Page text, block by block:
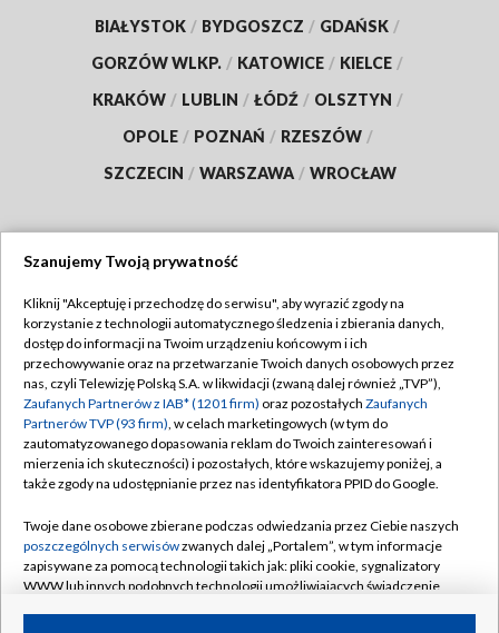
BIAŁYSTOK / BYDGOSZCZ / GDAŃSK /
GORZÓW WLKP. / KATOWICE / KIELCE /
KRAKÓW / LUBLIN / ŁÓDŹ / OLSZTYN /
OPOLE / POZNAŃ / RZESZÓW /
SZCZECIN / WARSZAWA / WROCŁAW
TVP
Abonament TVP
Emisja w TVP
Centrum informacji TVP
Naziemna Telewizja Cyfrowa
Rada Programowa
System NOS
Informacje o nadawcy
Regulamin TVP
Polityka prywatności
Moje zgody
Pomoc
Kontakt
Kanały
Szanujemy Twoją prywatność
Kliknij "Akceptuję i przechodzę do serwisu", aby wyrazić zgody na
korzystanie z technologii automatycznego śledzenia i zbierania danych,
dostęp do informacji na Twoim urządzeniu końcowym i ich
przechowywanie oraz na przetwarzanie Twoich danych osobowych przez
nas, czyli Telewizję Polską S.A. w likwidacji (zwaną dalej również „TVP”),
Zaufanych Partnerów z IAB* (1201 firm) oraz pozostałych Zaufanych
Partnerów TVP (93 firm), w celach marketingowych (w tym do
zautomatyzowanego dopasowania reklam do Twoich zainteresowań i
mierzenia ich skuteczności) i pozostałych, które wskazujemy poniżej, a
także zgody na udostępnianie przez nas identyfikatora PPID do Google.
Twoje dane osobowe zbierane podczas odwiedzania przez Ciebie naszych
poszczególnych serwisówzwanych dalej „Portalem”, w tym informacje
zapisywane za pomocą technologii takich jak: pliki cookie, sygnalizatory
WWW lub innych podobnych technologii umożliwiających świadczenie